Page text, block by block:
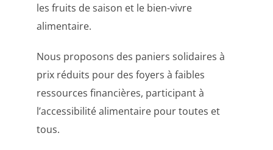
les fruits de saison et le bien-vivre
alimentaire.
Nous proposons des paniers solidaires à
prix réduits pour des foyers à faibles
ressources financières, participant à
l’accessibilité alimentaire pour toutes et
tous.